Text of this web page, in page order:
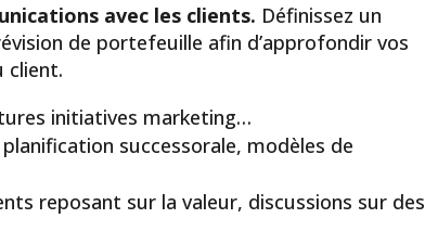
avec les clients. Définissez un
de portefeuille afin d’approfondir vos
client.
initiatives marketing…
successorale, modèles de
reposant sur la valeur, discussions sur des